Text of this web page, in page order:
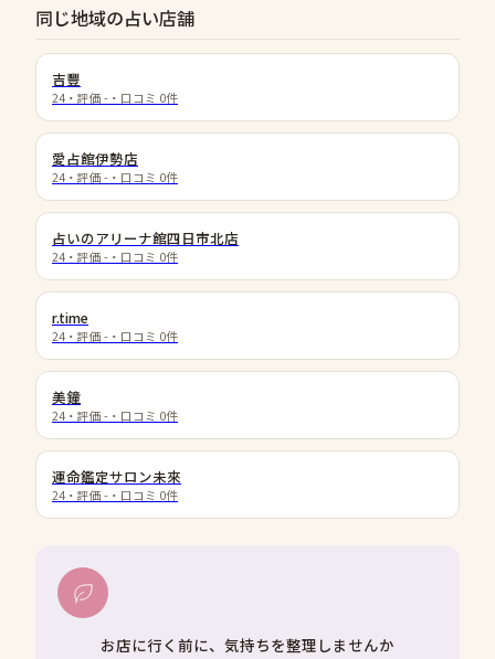
同じ地域の占い店舗
吉豐
24 ・評価 - ・口コミ 0件
愛占館伊勢店
24 ・評価 - ・口コミ 0件
占いのアリーナ館四日市北店
24 ・評価 - ・口コミ 0件
r.time
24 ・評価 - ・口コミ 0件
美鐘
24 ・評価 - ・口コミ 0件
運命鑑定サロン未來
24 ・評価 - ・口コミ 0件
お店に行く前に、気持ちを整理しませんか